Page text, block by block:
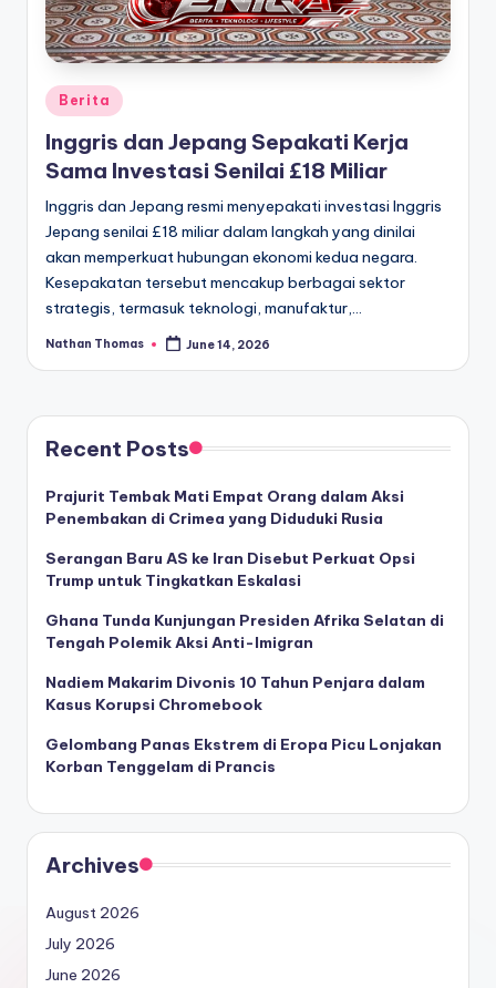
Posted
in
Berita
Inggris dan Jepang Sepakati Kerja
Sama Investasi Senilai £18 Miliar
Inggris dan Jepang resmi menyepakati investasi Inggris
Jepang senilai £18 miliar dalam langkah yang dinilai
akan memperkuat hubungan ekonomi kedua negara.
Kesepakatan tersebut mencakup berbagai sektor
strategis, termasuk teknologi, manufaktur,…
Posted
Nathan Thomas June 14, 2026
Recent Posts
Prajurit Tembak Mati Empat Orang dalam Aksi
Penembakan di Crimea yang Diduduki Rusia
Serangan Baru AS ke Iran Disebut Perkuat Opsi
Trump untuk Tingkatkan Eskalasi
Ghana Tunda Kunjungan Presiden Afrika Selatan di
Tengah Polemik Aksi Anti-Imigran
Nadiem Makarim Divonis 10 Tahun Penjara dalam
Kasus Korupsi Chromebook
Gelombang Panas Ekstrem di Eropa Picu Lonjakan
Korban Tenggelam di Prancis
Archives
August 2026
July 2026
June 2026